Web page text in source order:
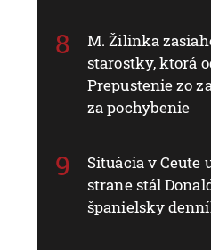
M. Žilinka
starostky, ktorá
Prepustenie zo
za pochybenie
Situácia v Ceute
strane stál
španielsky